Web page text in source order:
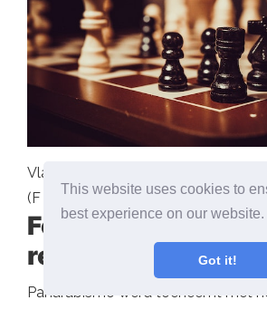
This website uses cookies to
best experience on our website.
Got it!
Vlag van de Arabische Republiek
(F L A N K E R [Public Domain]).
Federatie van
republieken
Panarabismo werd toeneemt met